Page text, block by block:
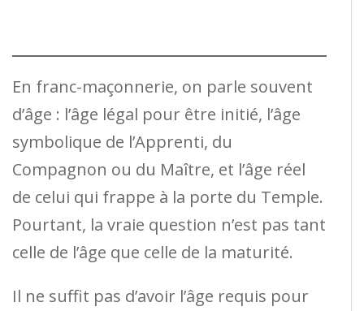
En franc-maçonnerie, on parle souvent
d’âge : l’âge légal pour être initié, l’âge
symbolique de l’Apprenti, du
Compagnon ou du Maître, et l’âge réel
de celui qui frappe à la porte du Temple.
Pourtant, la vraie question n’est pas tant
celle de l’âge que celle de la maturité.
Il ne suffit pas d’avoir l’âge requis pour